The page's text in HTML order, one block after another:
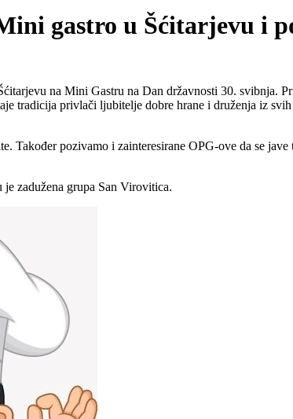
gastro u Šćitarjevu i
na Mini Gastru na Dan državnosti 30. svibnja.
tradicija privlači ljubitelje dobre hrane i druženja iz
Također pozivamo i zainteresirane OPG-ove da se
zadužena grupa San Virovitica.